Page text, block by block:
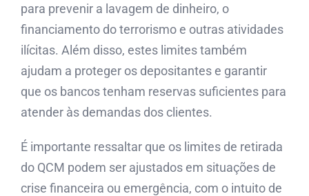
para prevenir a lavagem de dinheiro, o
financiamento do terrorismo e outras atividades
ilícitas. Além disso, estes limites também
ajudam a proteger os depositantes e garantir
que os bancos tenham reservas suficientes para
atender às demandas dos clientes.
É importante ressaltar que os limites de retirada
do QCM podem ser ajustados em situações de
crise financeira ou emergência, com o intuito de